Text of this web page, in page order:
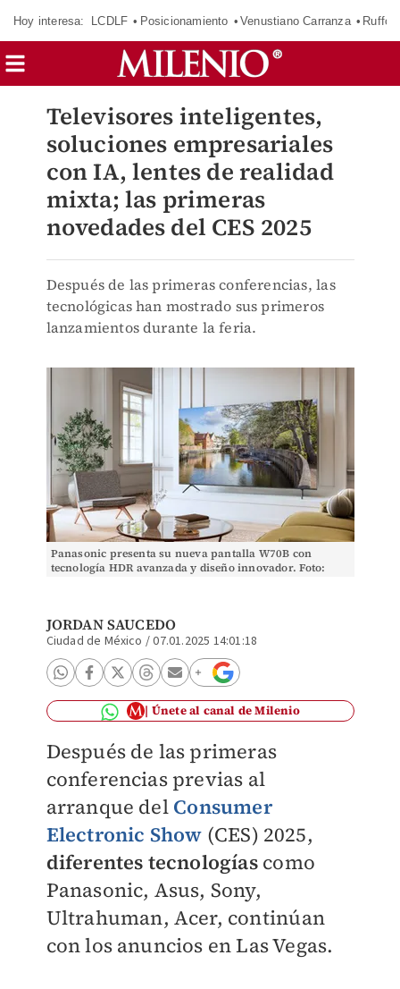
Hoy interesa: LCDLF Posicionamiento Venustiano Carranza Ruffo
Televisores inteligentes,
soluciones empresariales
con IA, lentes de realidad
mixta; las primeras
novedades del CES 2025
Después de las primeras conferencias, las
tecnológicas han mostrado sus primeros
lanzamientos durante la feria.
Panasonic presenta su nueva pantalla W70B con
tecnología HDR avanzada y diseño innovador. Foto:
JORDAN SAUCEDO
Ciudad de México /07.01.2025 14:01:18
Únete al canal de Milenio
Después de las primeras
conferencias previas al
arranque del Consumer
Electronic Show (CES) 2025,
diferentes tecnologíascomo
Panasonic, Asus, Sony,
Ultrahuman, Acer, continúan
con los anuncios en Las Vegas.